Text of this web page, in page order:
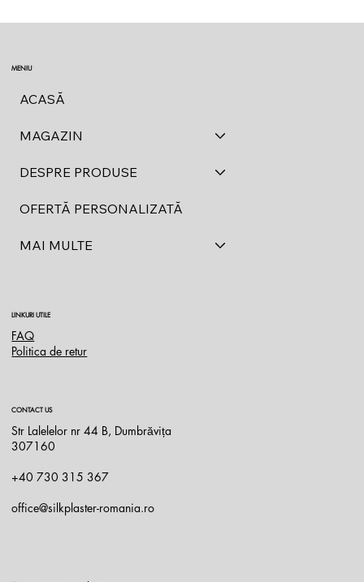
LINKURI UTILE
FAQ
Politica de retur
CONTACT US
Str Lalelelor nr 44 B, Dumbrăvița
307160
+40 730 315 367
office@silkplaster-romania.ro
MENIU
ACASĂ
MAGAZIN
DESPRE PRODUSE
OFERTĂ PERSONALIZATĂ
MAI MULTE